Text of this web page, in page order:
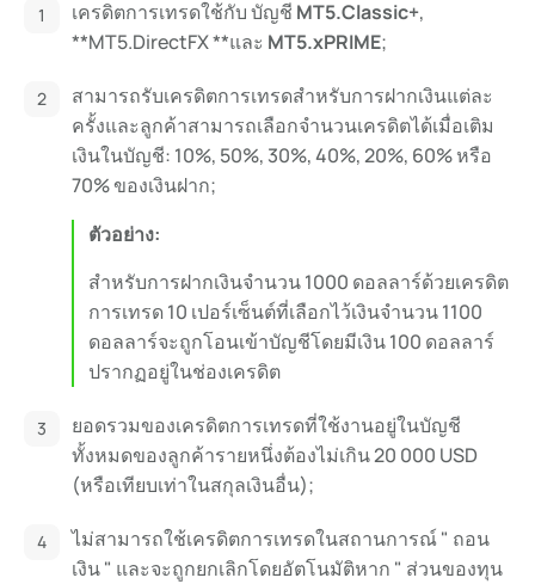
เครดิตการเทรดใช้กับ บัญชี MT5.Classic+,
**MT5.DirectFX **และ MT5.xPRIME;
สามารถรับเครดิตการเทรดสำหรับการฝากเงินแต่ละ
ครั้งและลูกค้าสามารถเลือกจำนวนเครดิตได้เมื่อเติม
เงินในบัญชี: 10%, 50%, 30%, 40%, 20%, 60% หรือ
70% ของเงินฝาก;
ตัวอย่าง:
สำหรับการฝากเงินจำนวน 1000 ดอลลาร์ด้วยเครดิต
การเทรด 10 เปอร์เซ็นต์ที่เลือกไว้เงินจำนวน 1100
ดอลลาร์จะถูกโอนเข้าบัญชีโดยมีเงิน 100 ดอลลาร์
ปรากฏอยู่ในช่องเครดิต
ยอดรวมของเครดิตการเทรดที่ใช้งานอยู่ในบัญชี
ทั้งหมดของลูกค้ารายหนึ่งต้องไม่เกิน 20 000 USD
(หรือเทียบเท่าในสกุลเงินอื่น);
ไม่สามารถใช้เครดิตการเทรดในสถานการณ์ " ถอน
เงิน " และจะถูกยกเลิกโดยอัตโนมัติหาก " ส่วนของทุน